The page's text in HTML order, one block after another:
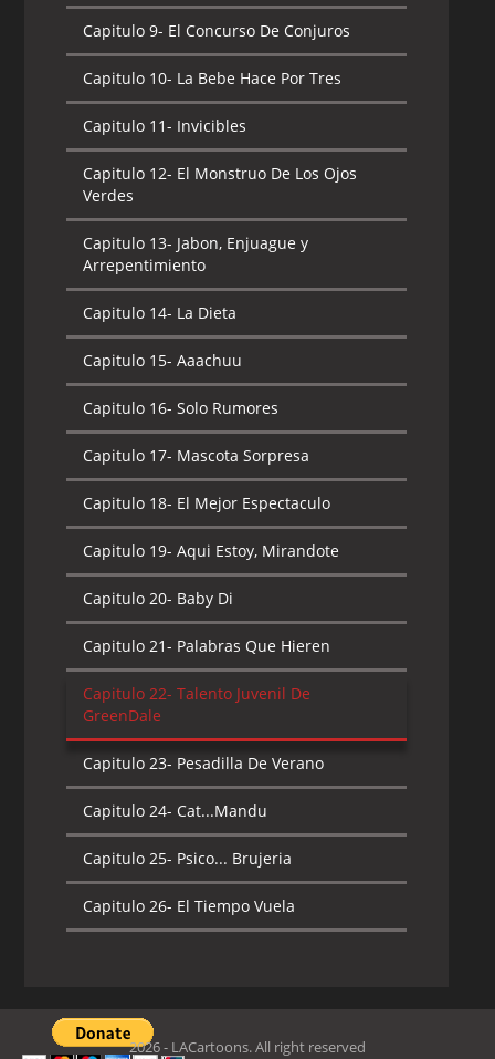
Capitulo 9- El Concurso De Conjuros
Capitulo 10- La Bebe Hace Por Tres
Capitulo 11- Invicibles
Capitulo 12- El Monstruo De Los Ojos
Verdes
Capitulo 13- Jabon, Enjuague y
Arrepentimiento
Capitulo 14- La Dieta
Capitulo 15- Aaachuu
Capitulo 16- Solo Rumores
Capitulo 17- Mascota Sorpresa
Capitulo 18- El Mejor Espectaculo
Capitulo 19- Aqui Estoy, Mirandote
Capitulo 20- Baby Di
Capitulo 21- Palabras Que Hieren
Capitulo 22- Talento Juvenil De
GreenDale
Capitulo 23- Pesadilla De Verano
Capitulo 24- Cat...Mandu
Capitulo 25- Psico... Brujeria
Capitulo 26- El Tiempo Vuela
2026 - LACartoons. All right reserved